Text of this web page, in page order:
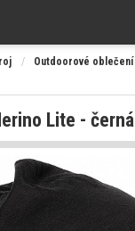
/ Outdoorové oblečení
Lite - černá